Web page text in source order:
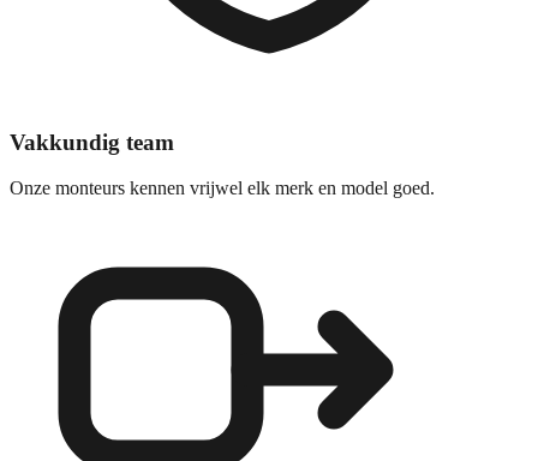
Vakkundig team
Onze monteurs kennen vrijwel elk merk en model goed.